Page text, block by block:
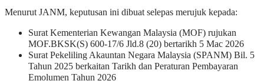
Menurut JANM, keputusan ini dibuat selepas merujuk kepada:
Surat Kementerian Kewangan Malaysia (MOF) rujukan
MOF.BKSK(S) 600-17/6 Jld.8 (20) bertarikh 5 Mac 2026
Surat Pekeliling Akauntan Negara Malaysia (SPANM) Bil. 5
Tahun 2025 berkaitan Tarikh dan Peraturan Pembayaran
Emolumen Tahun 2026